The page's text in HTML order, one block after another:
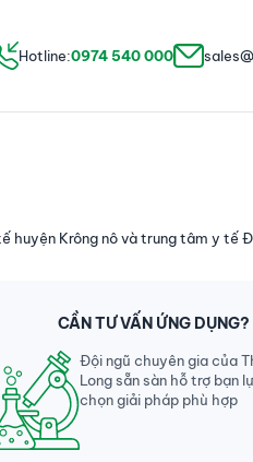
Hotline:0974 540 000
Krông nô và trung tâm y tế
CẦN TƯ VẤN ỨNG DỤNG?
Đội ngũ chuyên gia của
Long sẵn sàn hỗ trợ bạn
chọn giải pháp phù hợp